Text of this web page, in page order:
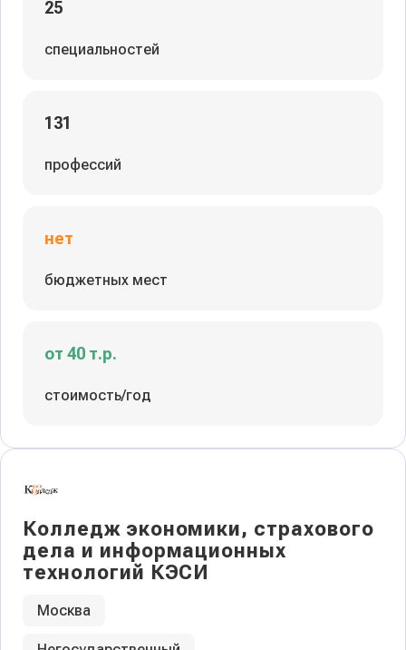
25
специальностей
131
профессий
нет
бюджетных мест
от 40 т.р.
стоимость/год
Колледж экономики, страхового
дела и информационных
технологий КЭСИ
Москва